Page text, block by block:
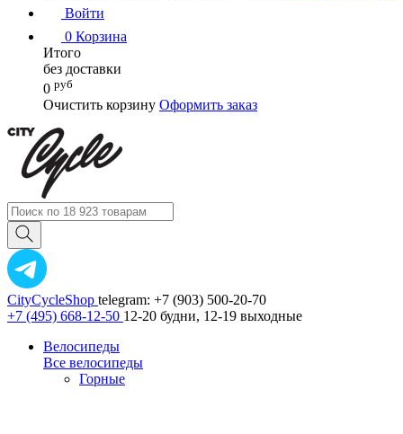
Войти
0 Корзина
Итого
без доставки
0 руб
Очистить корзину Оформить заказ
CityCycleShop telegram: +7 (903) 500-20-70
+7 (495) 668-12-50 12-20 будни, 12-19 выходные
Велосипеды
Все велосипеды
Горные